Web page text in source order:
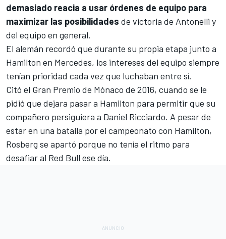
demasiado reacia a usar órdenes de equipo para
maximizar las posibilidades de victoria de Antonelli y
del equipo en general.
El alemán recordó que durante su propia etapa junto a
Hamilton en Mercedes, los intereses del equipo siempre
tenían prioridad cada vez que luchaban entre sí.
Citó el Gran Premio de Mónaco de 2016, cuando se le
pidió que dejara pasar a Hamilton para permitir que su
compañero persiguiera a Daniel Ricciardo. A pesar de
estar en una batalla por el campeonato con Hamilton,
Rosberg se apartó porque no tenía el ritmo para
desafiar al Red Bull ese día.